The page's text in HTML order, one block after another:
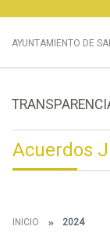
AYUNTAMIENTO DE
Acuerdos
INICIO 2024